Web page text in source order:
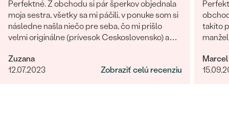
PODĽA TVARU DRAHOKAMU
NA MIERU
DIAMANTY
náušnice
PREZRIEŤ
Personalizované
Najpredávanejšie
prstene
Perfektné. Z obchodu si pár šperkov objednala
moja sestra, všetky sa mi páčili, v ponuke som si
následne našla niečo pre seba, čo mi prišlo
velmi originálne (prívesok Ceskoslovensko) a
komunikácia a doručenie tovaru na 1 s ⭐️.
Obchod a tovar odporúčam, kto hladá šperk,
Zuzana
12.07.2023
Zobraziť celú recenziu
takíto
Marcel